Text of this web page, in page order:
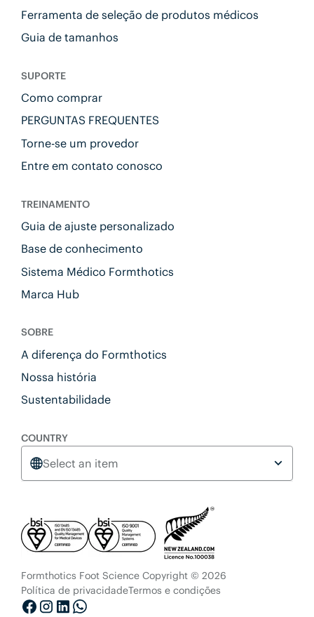
Ferramenta de seleção de produtos médicos
Guia de tamanhos
SUPORTE
Como comprar
PERGUNTAS FREQUENTES
Torne-se um provedor
Entre em contato conosco
TREINAMENTO
Guia de ajuste personalizado
Base de conhecimento
Sistema Médico Formthotics
Marca Hub
SOBRE
A diferença do Formthotics
Nossa história
Sustentabilidade
COUNTRY
Select an item
Formthotics Foot Science Copyright © 2026
Política de privacidadeTermos e condições